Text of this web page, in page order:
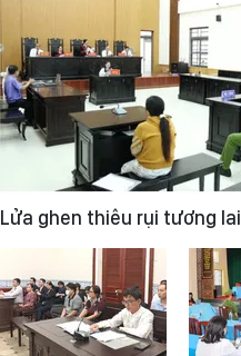
Lửa ghen thiêu rụi tương lai